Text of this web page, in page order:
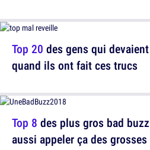
Top 8 des plus gros bad
aussi appeler ça des
Top 20 des gens qui
quand ils ont fait ces trucs